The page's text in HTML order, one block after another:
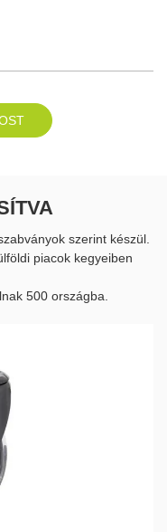
szerint készül.
piacok kegyeiben
500 országba.